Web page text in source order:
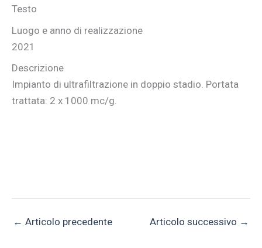
Testo
Luogo e anno di realizzazione
2021
Descrizione
Impianto di ultrafiltrazione in doppio stadio. Portata
trattata: 2 x 1000 mc/g.
← Articolo precedente Articolo successivo →